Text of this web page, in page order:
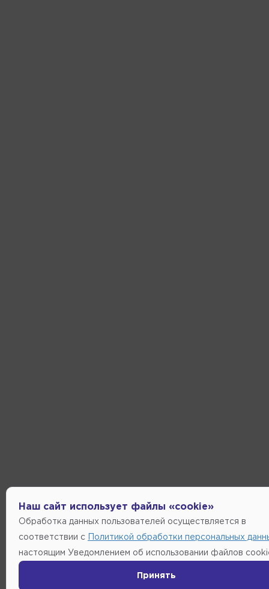
Наш сайт использует файлы «cookie»
Обработка данных пользователей осуществляется в
соответствии с Политикой обработки персональных
настоящим Уведомлением об использовании файлов
Принять